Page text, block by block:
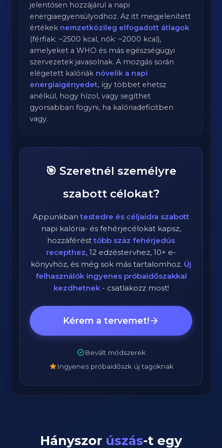
jelentősen hozzájárul a napi
energiaegyensúlyodhoz. Az itt megjelenített
értékek nemzetközileg elfogadott átlagok
(férfiak: ~2500 kcal, nők: ~2000 kcal),
amelyeket a WHO és más egészségügyi
szervezetek javasolnak. A mozgás során
elégetett kalóriák növelik a napi
energiaigényedet, így többet ehetsz
anélkül, hogy hízol, vagy segíthet
gyorsabban fogyni, ha kalóriadeficitben
vagy.
🎯 Szeretnél személyre
szabott célokat?
Appunkbantestedre és céljaidra szabott
napi kalória- és fehérjecélokat kapsz,
hozzáférésttöbb száz fehérjedús
recepthez, 12 edzéstervhez, 10+ e-
könyvhöz, és még sok más tartalomhoz. Új
felhasználók ingyenes próbaidőszakkal
kezdhetnek- csatlakozz most!
Kérem a tervemet!
Bevált módszerek
Ingyenes próbaidőszk új tagoknak
Hányszor úszás-t egy